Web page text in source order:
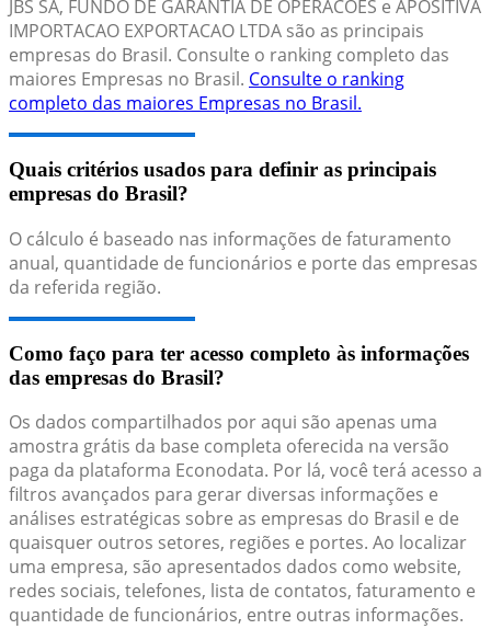
JBS SA, FUNDO DE GARANTIA DE OPERACOES e APOSITIVA
IMPORTACAO EXPORTACAO LTDA são as principais
empresas do Brasil. Consulte o ranking completo das
maiores Empresas no Brasil. Consulte o ranking
completo das maiores Empresas no Brasil.
Quais critérios usados para definir as principais
empresas do Brasil?
O cálculo é baseado nas informações de faturamento
anual, quantidade de funcionários e porte das empresas
da referida região.
Como faço para ter acesso completo às informações
das empresas do Brasil?
Os dados compartilhados por aqui são apenas uma
amostra grátis da base completa oferecida na versão
paga da plataforma Econodata. Por lá, você terá acesso a
filtros avançados para gerar diversas informações e
análises estratégicas sobre as empresas do Brasil e de
quaisquer outros setores, regiões e portes. Ao localizar
uma empresa, são apresentados dados como website,
redes sociais, telefones, lista de contatos, faturamento e
quantidade de funcionários, entre outras informações.